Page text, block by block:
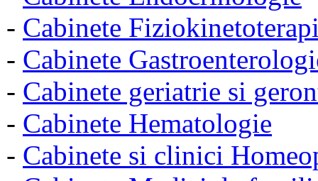
- Cabinete
- Cabinete
- Cabinete geriatrie si
- Cabinete Hematologie
- Cabinete si clinici